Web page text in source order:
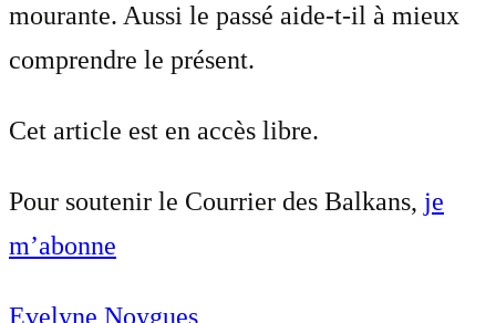
mourante. Aussi le passé aide-t-il à mieux
comprendre le présent.
Cet article est en accès libre.
Pour soutenir le Courrier des Balkans, je
m’abonne
Evelyne Noygues